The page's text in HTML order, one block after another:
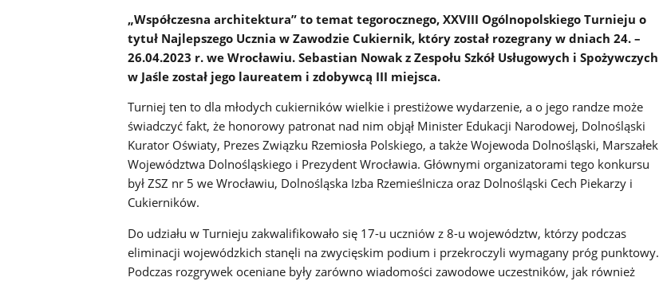
„Współczesna architektura” to temat tegorocznego, XXVIII Ogólnopolskiego Turnieju o
tytuł Najlepszego Ucznia w Zawodzie Cukiernik, który został rozegrany w dniach 24. –
26.04.2023 r. we Wrocławiu. Sebastian Nowak z Zespołu Szkół Usługowych i Spożywczych
w Jaśle został jego laureatem i zdobywcą III miejsca.
Turniej ten to dla młodych cukierników wielkie i prestiżowe wydarzenie, a o jego randze może
świadczyć fakt, że honorowy patronat nad nim objął Minister Edukacji Narodowej, Dolnośląski
Kurator Oświaty, Prezes Związku Rzemiosła Polskiego, a także Wojewoda Dolnośląski, Marszałek
Województwa Dolnośląskiego i Prezydent Wrocławia. Głównymi organizatorami tego konkursu
był ZSZ nr 5 we Wrocławiu, Dolnośląska Izba Rzemieślnicza oraz Dolnośląski Cech Piekarzy i
Cukierników.
Do udziału w Turnieju zakwalifikowało się 17-u uczniów z 8-u województw, którzy podczas
eliminacji wojewódzkich stanęli na zwycięskim podium i przekroczyli wymagany próg punktowy.
Podczas rozgrywek oceniane były zarówno wiadomości zawodowe uczestników, jak również